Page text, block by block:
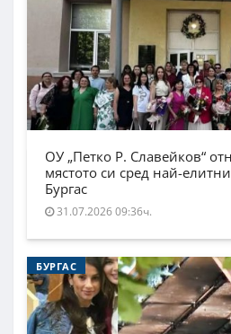
ОУ „Петко Р. Славейков“
мястото си сред най-
Бургас
31.07.2026 09:36ч.
БУРГАС